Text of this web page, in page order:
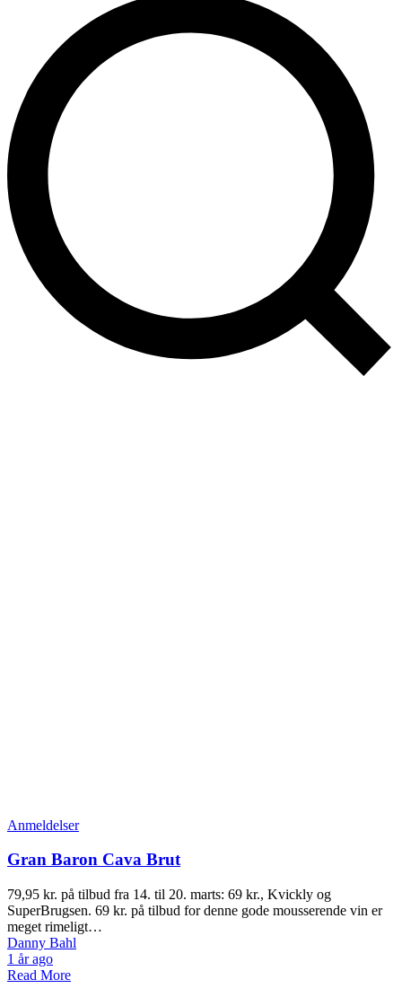
Anmeldelser
Gran Baron Cava Brut
79,95 kr. på tilbud fra 14. til 20. marts: 69 kr., Kvickly og
SuperBrugsen. 69 kr. på tilbud for denne gode mousserende vin er
meget rimeligt…
Danny Bahl
1 år ago
Read More